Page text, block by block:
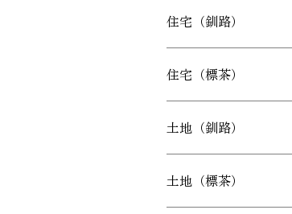
住宅（釧路）
住宅（標茶）
土地（釧路）
土地（標茶）